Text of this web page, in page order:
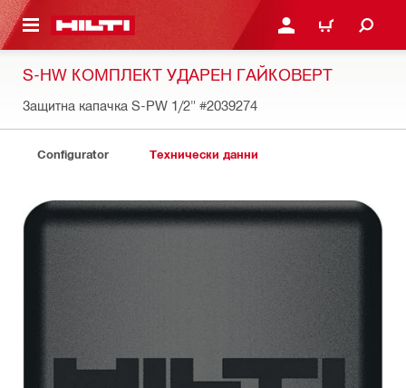
СЪДЪРЖАНИЕ ВЛЕЗ ИЛИ СЕ
КОЛИЧКА
S-HW КОМПЛЕКТ УДАРЕН ГАЙКОВЕРТ
Защитна капачка S-PW 1/2" #2039274
Configurator Технически данни